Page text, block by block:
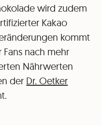
wird zudem
Kakao
kommt
Fans nach mehr
Nährwerten
der Dr. Oetker